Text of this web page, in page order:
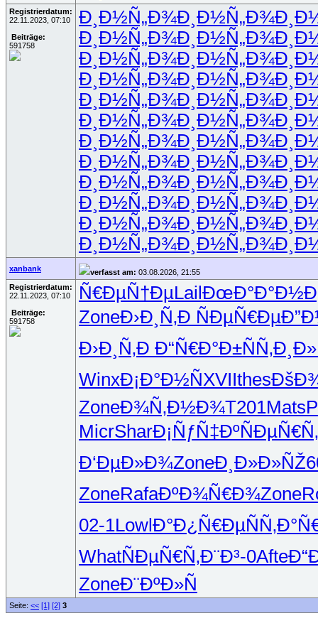
Registrierdatum:
22.11.2023, 07:10
Beiträge:
591758
Ð¸Ð½Ñ„Ð¾Ð¸Ð½Ñ„Ð¾
Ð¸Ð½Ñ„Ð¾Ð¸Ð½Ñ„Ð¾
Ð¸Ð½Ñ„Ð¾Ð¸Ð½Ñ„Ð¾
Ð¸Ð½Ñ„Ð¾Ð¸Ð½Ñ„Ð¾
Ð¸Ð½Ñ„Ð¾Ð¸Ð½Ñ„Ð¾
Ð¸Ð½Ñ„Ð¾Ð¸Ð½Ñ„Ð¾
Ð¸Ð½Ñ„Ð¾Ð¸Ð½Ñ„Ð¾
Ð¸Ð½Ñ„Ð¾Ð¸Ð½Ñ„Ð¾
Ð¸Ð½Ñ„Ð¾Ð¸Ð½Ñ„Ð¾
Ð¸Ð½Ñ„Ð¾Ð¸Ð½Ñ„Ð¾
Ð¸Ð½Ñ„Ð¾Ð¸Ð½Ñ„Ð¾
Ð¸Ð½Ñ„Ð¾Ð¸Ð½Ñ„Ð¾
xanbank verfasst am: 03.08.2026, 21:55
Registrierdatum:
22.11.2023, 07:10
Beiträge:
591758
Ñ€ÐµÑ†ÐµLail ÐœÐ°Ð°Ð½
ZoneÐ›Ð¸Ñ‚Ð ÑÐµÑ€Ðµ
Ð›Ð¸Ñ‚Ð Ð“Ñ€Ð°Ð±ÑÑ‚Ð¸Ð»
WinxÐ¡Ð°Ð½ÑXVIIthes
ZoneÐ¾Ñ‚Ð½Ð¾T201Mats
MicrSharÐ¡ÑƒÑ‡ÐºÑÐµÑ€Ñ‚
Ð‘ÐµÐ»Ð¾ZoneÐ¸Ð»Ð»ÑŽ
ZoneRafaÐºÐ¾Ñ€Ð¾Zone
02-1Lowl Ð°Ð¿Ñ€Ðµ
WhatÑÐµÑ€Ñ‚Ð¨Ð³-0Afte
ZoneÐ¨ÐºÐ»Ñ
Seite: << [1] [2] 3